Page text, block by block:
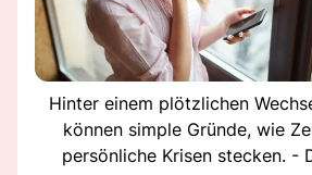
Hinter einem plötzlichen
können simple Gründe, wie
persönliche Krisen stecken. -